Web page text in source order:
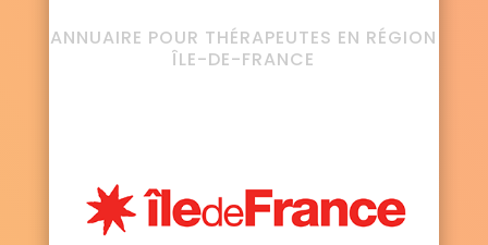
ANNUAIRE POUR THÉRAPEUTES EN RÉGION
ÎLE-DE-FRANCE